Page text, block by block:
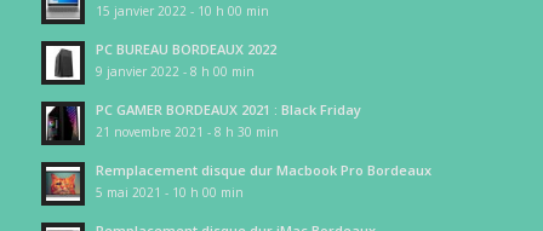
15 janvier 2022 - 10 h 00 min
PC BUREAU BORDEAUX 2022
9 janvier 2022 - 8 h 00 min
PC GAMER BORDEAUX 2021 : Black Friday
21 novembre 2021 - 8 h 30 min
Remplacement disque dur Macbook Pro Bordeaux
5 mai 2021 - 10 h 00 min